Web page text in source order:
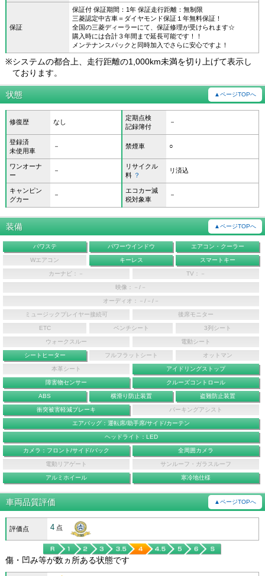
保証
保証付 保証期間：1年 保証走行距離：無制限
三菱認定中古車＝ダイヤモンド保証１年無料保証！
全国の三菱ディーラーにて、保証修理が受けられます☆
購入時には合計３年間まで延長可能です！！
メンテナンスパックと同時加入でさらに安心ですよ！
※システムの都合上、走行距離の1,000km未満を切り上げて表示し
ております。
状態 ▲ページTOPへ
修復歴 なし
定期点検
記録簿付
－
登録済
未使用車
－ 禁煙車 ○
ワンオーナ
ー
－
リサイクル
料 ？
リ済込
キャンピン
グカー
－
エコカー減
税対象車
－
装備 ▲ページTOPへ
パワステ パワーウインドウ エアコン・クーラー
Wエアコン キーレス スマートキー
カーナビ：－ TV：－
映像：－/－
オーディオ：－/－/－
ミュージックプレイヤー接続可 後席モニター
ETC ベンチシート 3列シート
ウォークスルー 電動シート
シートヒーター フルフラットシート オットマン
本革シート アイドリングストップ
障害物センサー クルーズコントロール
ABS 横滑り防止装置 盗難防止装置
衝突被害軽減ブレーキ パーキングアシスト
エアバッグ：運転席/助手席/サイド/カーテン
ヘッドライト：LED
カメラ：フロント/サイド/バック 全周囲カメラ
電動リアゲート サンルーフ・ガラスルーフ
アルミホイール 寒冷地仕様
車両品質評価 ▲ページTOPへ
評価点 4 点
傷・凹み等が数ヵ所ある状態です